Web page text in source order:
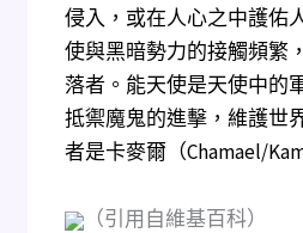
侵入，或在人心之中護佑
使與黑暗勢力的接觸頻繁
落者。能天使是天使中的
抵禦魔鬼的進擊，維護世
者是卡麥爾（Chamael/
（引用自維基百科）